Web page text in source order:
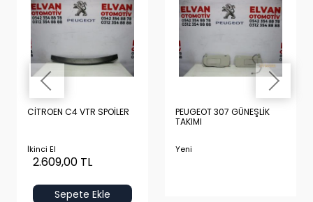
CİTROEN C4 VTR SPOİLER
İkinci El
2.609,00 TL
Sepete Ekle
PEUGEOT 307 GÜNEŞLİK
TAKIMI
Yeni